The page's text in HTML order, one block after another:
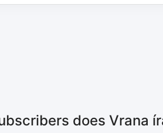
does Vrana